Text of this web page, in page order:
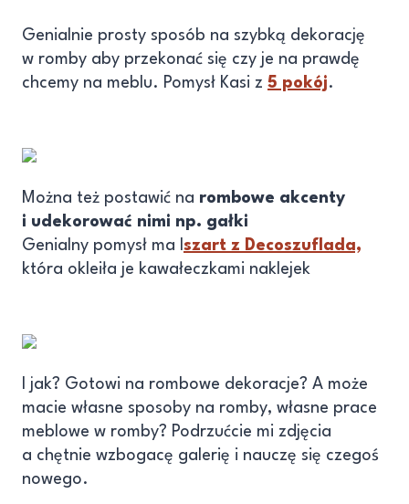
Genialnie prosty sposób na szybką dekorację
w romby aby przekonać się czy je na prawdę
chcemy na meblu. Pomysł Kasi z 5 pokój.
Można też postawić na rombowe akcenty
i udekorować nimi np. gałki
Genialny pomysł ma I szart z Decoszuflada,
która okleiła je kawałeczkami naklejek
I jak? Gotowi na rombowe dekoracje? A może
macie własne sposoby na romby, własne prace
meblowe w romby? Podrzućcie mi zdjęcia
a chętnie wzbogacę galerię i nauczę się czegoś
nowego.